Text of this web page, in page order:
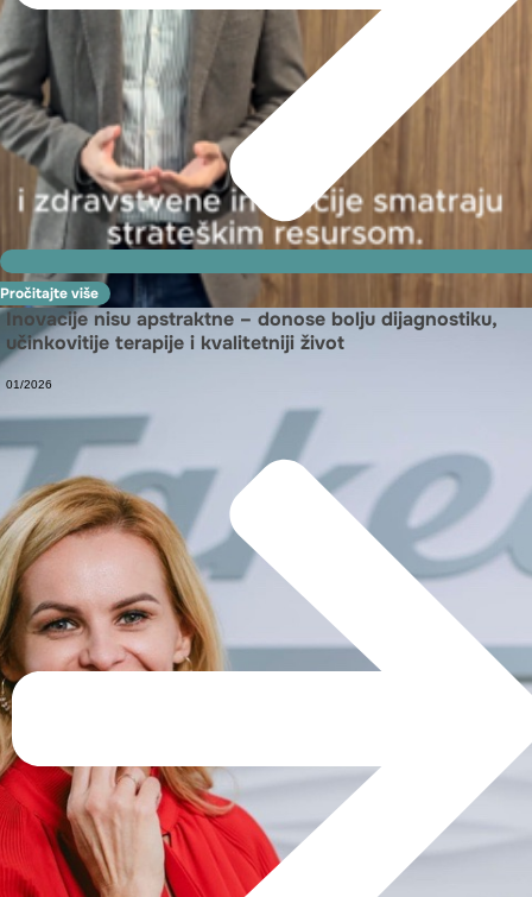
Pročitajte više
Inovacije nisu apstraktne – donose bolju dijagnostiku,
učinkovitije terapije i kvalitetniji život
01/2026